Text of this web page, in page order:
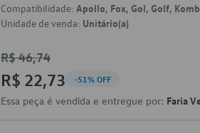
Compatibilidade: Apollo, Fox, Gol, Golf,
Unidade de venda: Unitário(a)
R$ 46,74
R$ 22,73 -51% OFF
Essa peça é vendida e entregue por: Faria